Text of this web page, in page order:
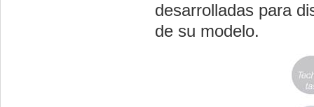
desarrolladas para
de su modelo.